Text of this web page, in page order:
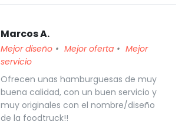
Marcos A.
Mejor diseño Mejor oferta
Mejor
servicio
Ofrecen unas hamburguesas de muy
buena calidad, con un buen servicio y
muy originales con el nombre/diseño
de la foodtruck!!